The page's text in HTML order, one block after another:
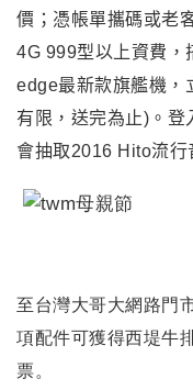
價；憑帳單攜碼或老
4G 999型以上資費
edge最新款旗艦機，
有限，送完為止)。
會抽取2016 Hito流行
至台灣大哥大網路門
項配件可獲得西堤牛
票。